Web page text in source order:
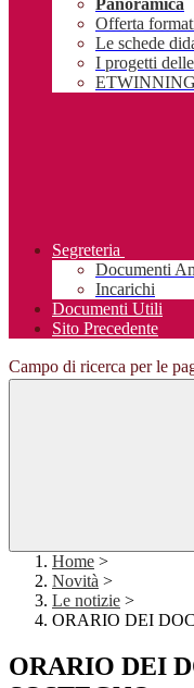
Panoramica
Offerta
Le schede
I progetti
ETWINNING
Segreteria
Documenti
Incarichi
Documenti Utili
Sito Precedente
Campo di ricerca per le
Home >
Novità >
Le notizie >
ORARIO DEI
ORARIO DEI